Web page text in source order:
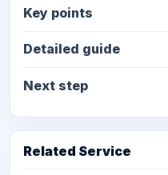
Key points
Detailed guide
Next step
Related Service